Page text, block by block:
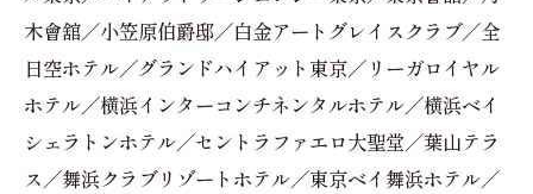
木會舘／小笠原伯爵邸／白金アートグレイスクラブ／全
日空ホテル／グランドハイアット東京／リーガロイヤル
ホテル／横浜インターコンチネンタルホテル／横浜ベイ
シェラトンホテル／セントラファエロ大聖堂／葉山テラ
ス／舞浜クラブリゾートホテル／東京ベイ舞浜ホテル／